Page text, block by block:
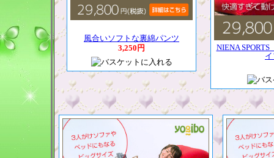
風合いソフトな裏綿パンツ
3,250円
NIENA